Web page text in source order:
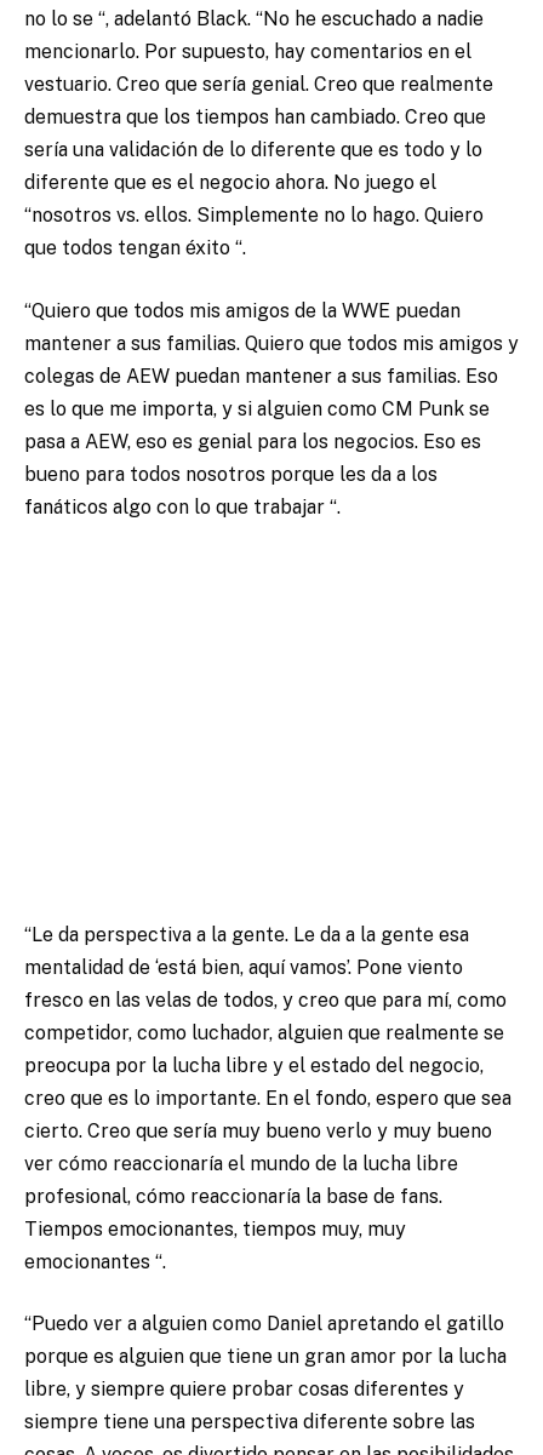
no lo se “, adelantó Black. “No he escuchado a nadie
mencionarlo. Por supuesto, hay comentarios en el
vestuario. Creo que sería genial. Creo que realmente
demuestra que los tiempos han cambiado. Creo que
sería una validación de lo diferente que es todo y lo
diferente que es el negocio ahora. No juego el
“nosotros vs. ellos. Simplemente no lo hago. Quiero
que todos tengan éxito “.
“Quiero que todos mis amigos de la WWE puedan
mantener a sus familias. Quiero que todos mis amigos y
colegas de AEW puedan mantener a sus familias. Eso
es lo que me importa, y si alguien como CM Punk se
pasa a AEW, eso es genial para los negocios. Eso es
bueno para todos nosotros porque les da a los
fanáticos algo con lo que trabajar “.
“Le da perspectiva a la gente. Le da a la gente esa
mentalidad de ‘está bien, aquí vamos’. Pone viento
fresco en las velas de todos, y creo que para mí, como
competidor, como luchador, alguien que realmente se
preocupa por la lucha libre y el estado del negocio,
creo que es lo importante. En el fondo, espero que sea
cierto. Creo que sería muy bueno verlo y muy bueno
ver cómo reaccionaría el mundo de la lucha libre
profesional, cómo reaccionaría la base de fans.
Tiempos emocionantes, tiempos muy, muy
emocionantes “.
“Puedo ver a alguien como Daniel apretando el gatillo
porque es alguien que tiene un gran amor por la lucha
libre, y siempre quiere probar cosas diferentes y
siempre tiene una perspectiva diferente sobre las